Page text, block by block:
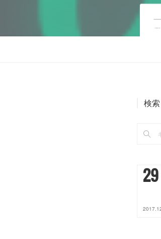
検索
29
2017.